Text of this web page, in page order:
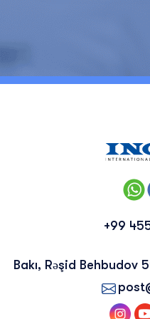
+99
Bakı, Rəşid Behbudov